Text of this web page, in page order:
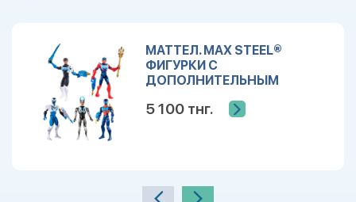
МАТТЕЛ. MAX STEEL®
ФИГУРКИ С
ДОПОЛНИТЕЛЬНЫМ
РАЗЛИЧНЫХ) в кор.12шт
5 100 тнг.